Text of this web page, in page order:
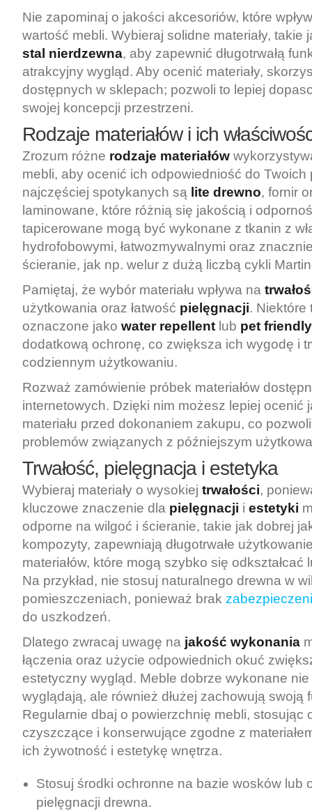
Nie zapominaj o jakości akcesoriów, które
wartość mebli. Wybieraj solidne materiały, takie
stal nierdzewna, aby zapewnić długotrwałą
atrakcyjny wygląd. Aby ocenić materiały,
dostępnych w sklepach; pozwoli to lepiej
swojej koncepcji przestrzeni.
Rodzaje materiałów i ich
Zrozum różne rodzaje materiałów
mebli, aby ocenić ich odpowiedniość do Twoich
najczęściej spotykanych są lite drewno, fornir
laminowane, które różnią się jakością i
tapicerowane mogą być wykonane z tkanin z
hydrofobowymi, łatwozmywalnymi oraz
ścieranie, jak np. welur z dużą liczbą cykli
Pamiętaj, że wybór materiału wpływa na
użytkowania oraz łatwość pielęgnacji. Niektóre
oznaczone jako water repellent lub pet friendly
dodatkową ochronę, co zwiększa ich wygodę i
codziennym użytkowaniu.
Rozważ zamówienie próbek materiałów
internetowych. Dzięki nim możesz lepiej ocenić
materiału przed dokonaniem zakupu, co
problemów związanych z późniejszym
Trwałość, pielęgnacja i estetyka
Wybieraj materiały o wysokiej trwałości,
kluczowe znaczenie dla pielęgnacji i estetyki
odporne na wilgoć i ścieranie, takie jak dobrej
kompozyty, zapewniają długotrwałe
materiałów, które mogą szybko się odkształcać
Na przykład, nie stosuj naturalnego drewna w
pomieszczeniach, ponieważ brak
do uszkodzeń.
Dlatego zwracaj uwagę na jakość wykonania
łączenia oraz użycie odpowiednich okuć
estetyczny wygląd. Meble dobrze wykonane
wyglądają, ale również dłużej zachowują swoją
Regularnie dbaj o powierzchnię mebli, stosując
czyszczące i konserwujące zgodne z
ich żywotność i estetykę wnętrza.
Stosuj środki ochronne na bazie wosków lub
pielęgnacji drewna.